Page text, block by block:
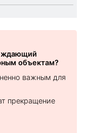
объектам?
важным для
прекращение